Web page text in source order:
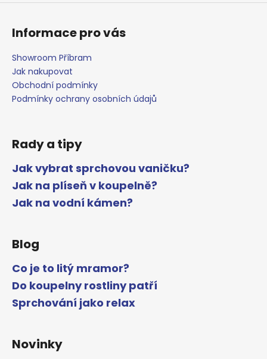
Informace pro vás
Showroom Příbram
Jak nakupovat
Obchodní podmínky
Podmínky ochrany osobních údajů
Rady a tipy
Jak vybrat sprchovou vaničku?
Jak na plíseň v koupelně?
Jak na vodní kámen?
Blog
Co je to litý mramor?
Do koupelny rostliny patří
Sprchování jako relax
Novinky